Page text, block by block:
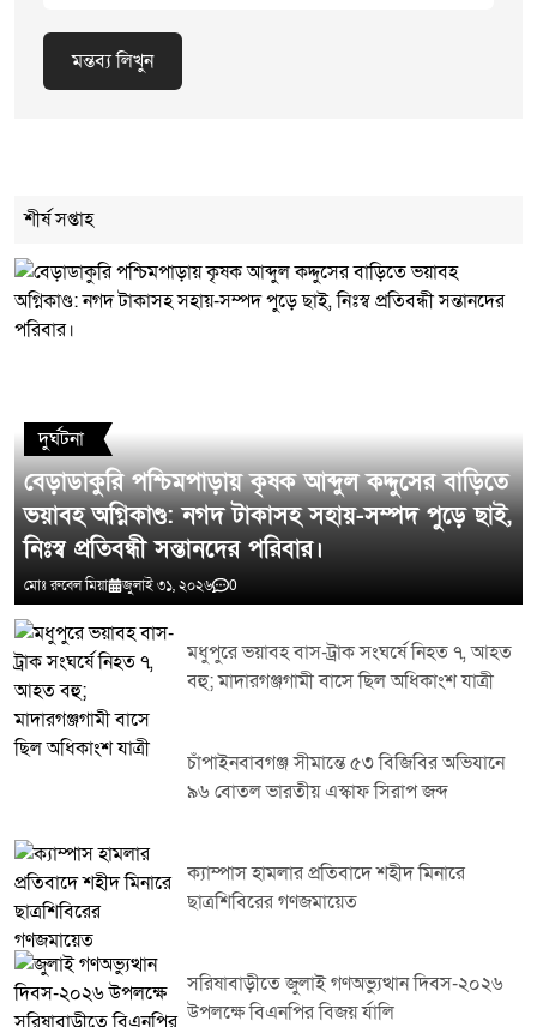
মন্তব্য লিখুন
শীর্ষ সপ্তাহ
দুর্ঘটনা
বেড়াডাকুরি পশ্চিমপাড়ায় কৃষক আব্দুল কদ্দুসের বাড়িতে
ভয়াবহ অগ্নিকাণ্ড: নগদ টাকাসহ সহায়-সম্পদ পুড়ে ছাই,
নিঃস্ব প্রতিবন্ধী সন্তানদের পরিবার।
মোঃ রুবেল মিয়া জুলাই ৩১, ২০২৬ 0
মধুপুরে ভয়াবহ বাস-ট্রাক সংঘর্ষে নিহত ৭, আহত
বহু; মাদারগঞ্জগামী বাসে ছিল অধিকাংশ যাত্রী
চাঁপাইনবাবগঞ্জ সীমান্তে ৫৩ বিজিবির অভিযানে
৯৬ বোতল ভারতীয় এস্কাফ সিরাপ জব্দ
ক্যাম্পাস হামলার প্রতিবাদে শহীদ মিনারে
ছাত্রশিবিরের গণজমায়েত
সরিষাবাড়ীতে জুলাই গণঅভ্যুত্থান দিবস-২০২৬
উপলক্ষে বিএনপির বিজয় র্যালি